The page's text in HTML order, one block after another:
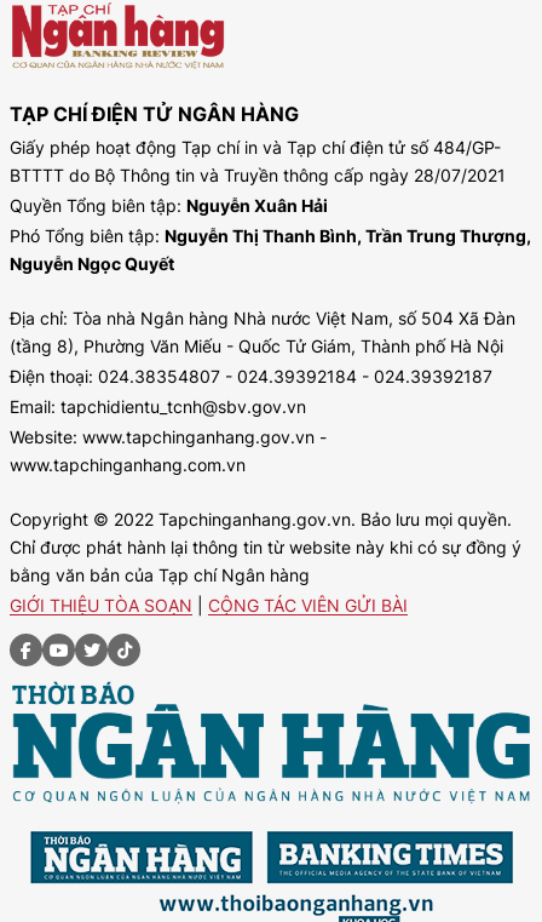
TẠP CHÍ ĐIỆN TỬ NGÂN HÀNG
Giấy phép hoạt động Tạp chí in và Tạp chí điện tử số 484/GP-
BTTTT do Bộ Thông tin và Truyền thông cấp ngày 28/07/2021
Quyền Tổng biên tập: Nguyễn Xuân Hải
Phó Tổng biên tập: Nguyễn Thị Thanh Bình, Trần Trung Thượng,
Nguyễn Ngọc Quyết
Địa chỉ: Tòa nhà Ngân hàng Nhà nước Việt Nam, số 504 Xã Đàn
(tầng 8), Phường Văn Miếu - Quốc Tử Giám, Thành phố Hà Nội
Điện thoại: 024.38354807 - 024.39392184 - 024.39392187
Email: tapchidientu_tcnh@sbv.gov.vn
Website: www.tapchinganhang.gov.vn -
www.tapchinganhang.com.vn
Copyright © 2022 Tapchinganhang.gov.vn. Bảo lưu mọi quyền.
Chỉ được phát hành lại thông tin từ website này khi có sự đồng ý
bằng văn bản của Tạp chí Ngân hàng
GIỚI THIỆU TÒA SOẠN
CỘNG TÁC VIÊN GỬI BÀI